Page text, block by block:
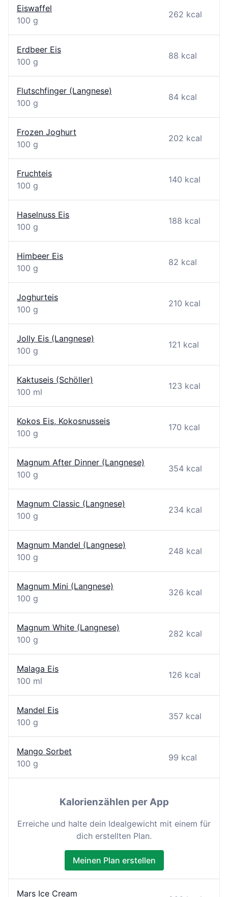
Eiswaffel
100 g
262 kcal
Erdbeer Eis
100 g
88 kcal
Flutschfinger (Langnese)
100 g
84 kcal
Frozen Joghurt
100 g
202 kcal
Fruchteis
100 g
140 kcal
Haselnuss Eis
100 g
188 kcal
Himbeer Eis
100 g
82 kcal
Joghurteis
100 g
210 kcal
Jolly Eis (Langnese)
100 g
121 kcal
Kaktuseis (Schöller)
100 ml
123 kcal
Kokos Eis, Kokosnusseis
100 g
170 kcal
Magnum After Dinner (Langnese)
100 g
354 kcal
Magnum Classic (Langnese)
100 g
234 kcal
Magnum Mandel (Langnese)
100 g
248 kcal
Magnum Mini (Langnese)
100 g
326 kcal
Magnum White (Langnese)
100 g
282 kcal
Malaga Eis
100 ml
126 kcal
Mandel Eis
100 g
357 kcal
Mango Sorbet
100 g
99 kcal
Kalorienzählen per App
Erreiche und halte dein Idealgewicht mit einem für
dich erstellten Plan.
Meinen Plan erstellen
Mars Ice Cream